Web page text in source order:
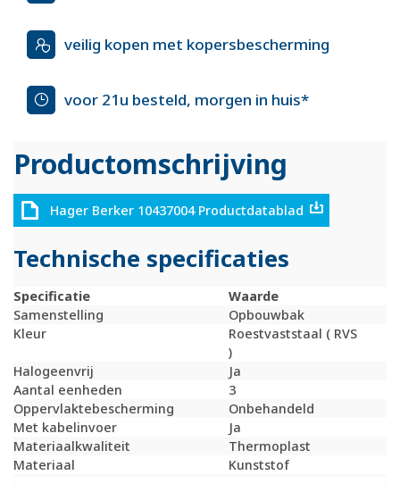
veilig kopen met kopersbescherming
voor 21u besteld, morgen in huis*
Productomschrijving
Hager Berker 10437004 Productdatablad
Technische specificaties
Specificatie
Waarde
Samenstelling
Opbouwbak
Kleur
Roestvaststaal ( RVS
)
Halogeenvrij
Ja
Aantal eenheden
3
Oppervlaktebescherming
Onbehandeld
Met kabelinvoer
Ja
Materiaalkwaliteit
Thermoplast
Materiaal
Kunststof